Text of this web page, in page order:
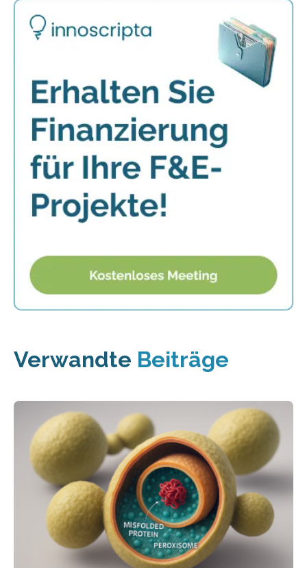
Verwandte Beiträge